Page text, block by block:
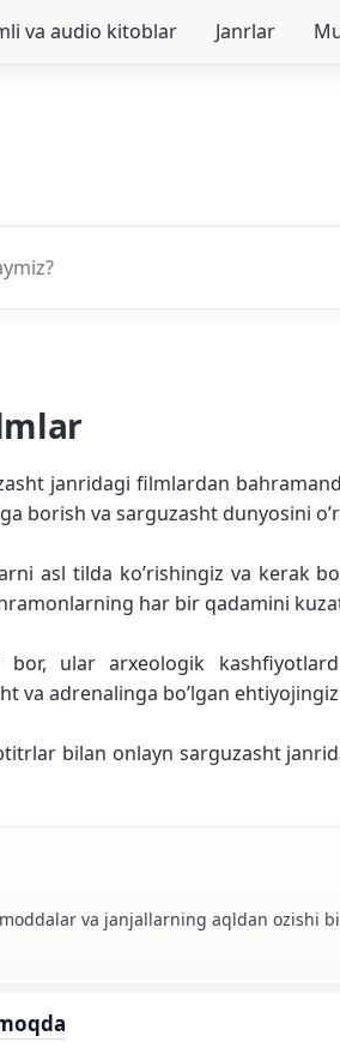
va audio kitoblar Janrlar
janridagi filmlardan
borish va sarguzasht dunyosini
asl tilda ko’rishingiz va kerak
har bir qadamini
ular arxeologik
va adrenalinga bo’lgan
bilan onlayn sarguzasht
moddalar va janjallarning aqldan